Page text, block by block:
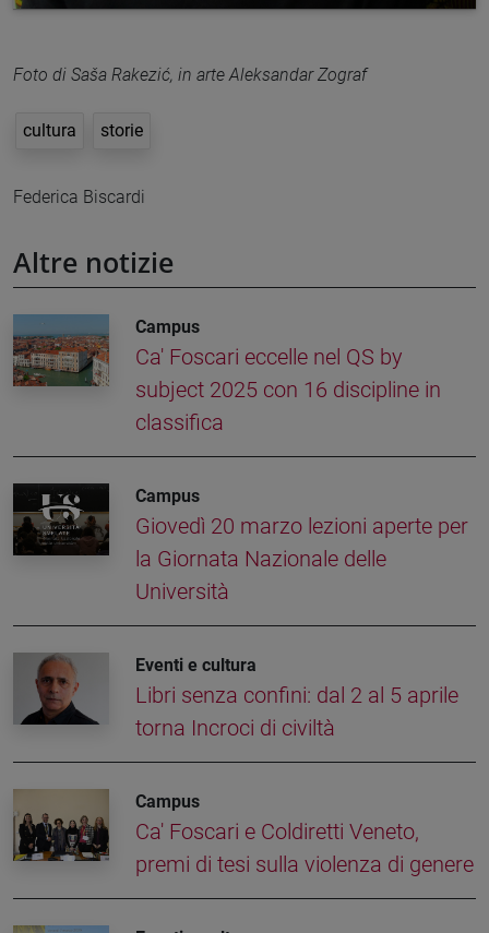
Foto di Saša Rakezić, in arte Aleksandar Zograf
cultura storie
Federica Biscardi
Altre notizie
Campus
Ca' Foscari eccelle nel QS by
subject 2025 con 16 discipline in
classifica
Campus
Giovedì 20 marzo lezioni aperte per
la Giornata Nazionale delle
Università
Eventi e cultura
Libri senza confini: dal 2 al 5 aprile
torna Incroci di civiltà
Campus
Ca' Foscari e Coldiretti Veneto,
premi di tesi sulla violenza di genere